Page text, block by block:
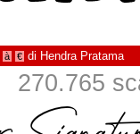
à € di Hendra Pratama
270.765